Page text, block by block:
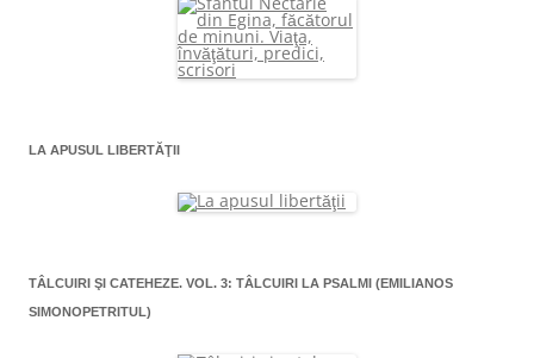
LA APUSUL LIBERTĂŢII
TÂLCUIRI ŞI CATEHEZE. VOL. 3: TÂLCUIRI LA PSALMI (EMILIANOS
SIMONOPETRITUL)